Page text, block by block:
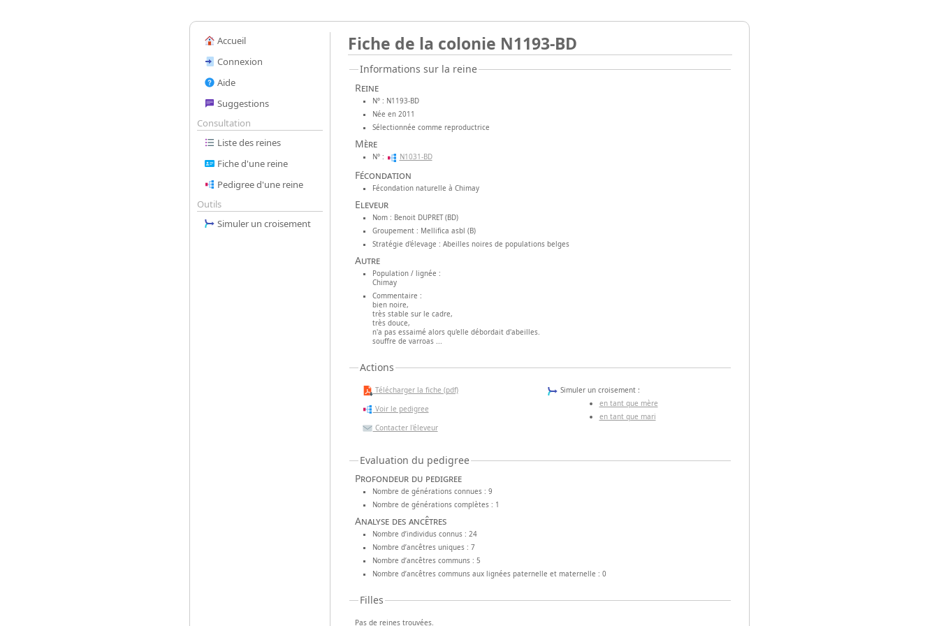
Accueil
Connexion
Aide
Suggestions
Consultation
Liste des reines
Fiche d'une reine
Pedigree d'une reine
Outils
Simuler un croisement
Fiche de la colonie N1193-BD
Informations sur la reine
Reine
N° : N1193-BD
Née en 2011
Sélectionnée comme reproductrice
Mère
N° : N1031-BD
Fécondation
Fécondation naturelle à Chimay
Eleveur
Nom : Benoit DUPRET (BD)
Groupement : Mellifica asbl (B)
Stratégie d'élevage : Abeilles noires de populations belges
Autre
Population / lignée :
Chimay
Commentaire :
bien noire,
très stable sur le cadre,
très douce,
n'a pas essaimé alors qu'elle débordait d'abeilles.
souffre de varroas ...
Actions
Télécharger la fiche (pdf)
Voir le pedigree
Contacter l'éleveur
Simuler un croisement :
en tant que mère
en tant que mari
Evaluation du pedigree
Profondeur du pedigree
Nombre de générations connues : 9
Nombre de générations complètes : 1
Analyse des ancêtres
Nombre d’individus connus : 24
Nombre d’ancêtres uniques : 7
Nombre d’ancêtres communs : 5
Nombre d’ancêtres communs aux lignées paternelle et maternelle : 0
Filles
Pas de reines trouvées.